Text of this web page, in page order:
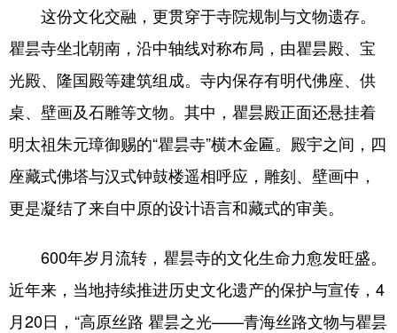
这份文化交融，更贯穿于寺院规制与文物遗存。
瞿昙寺坐北朝南，沿中轴线对称布局，由瞿昙殿、宝
光殿、隆国殿等建筑组成。寺内保存有明代佛座、供
桌、壁画及石雕等文物。其中，瞿昙殿正面还悬挂着
明太祖朱元璋御赐的“瞿昙寺”横木金匾。殿宇之间，四
座藏式佛塔与汉式钟鼓楼遥相呼应，雕刻、壁画中，
更是凝结了来自中原的设计语言和藏式的审美。
600年岁月流转，瞿昙寺的文化生命力愈发旺盛。
近年来，当地持续推进历史文化遗产的保护与宣传，4
月20日，“高原丝路 瞿昙之光——青海丝路文物与瞿昙